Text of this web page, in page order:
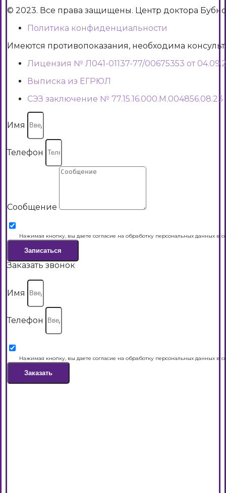
© 2023. Все права защищены. Центр доктора
Политика конфиденциальности
Имеются противопоказания, необходима
Лицензия № Л041-01137-77/00675353 от
Выписка из ЕГРЮЛ
СЭЗ заключение № 77.15.16.000.М.004856.08.23
Имя
Телефон
Сообщение
Нажимая кнопку, вы даете согласие на обработку персональных данных в
Записаться
Заказать звонок
Имя
Телефон
Нажимая кнопку, вы даете согласие на обработку персональных данных в
Заказать